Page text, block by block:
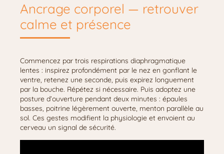
Ancrage corporel — retrouver
calme et présence
Commencez par trois respirations diaphragmatique
lentes : inspirez profondément par le nez en gonflant le
ventre, retenez une seconde, puis expirez longuement
par la bouche. Répétez si nécessaire. Puis adoptez une
posture d’ouverture pendant deux minutes : épaules
basses, poitrine légèrement ouverte, menton parallèle au
sol. Ces gestes modifient la physiologie et envoient au
cerveau un signal de sécurité.